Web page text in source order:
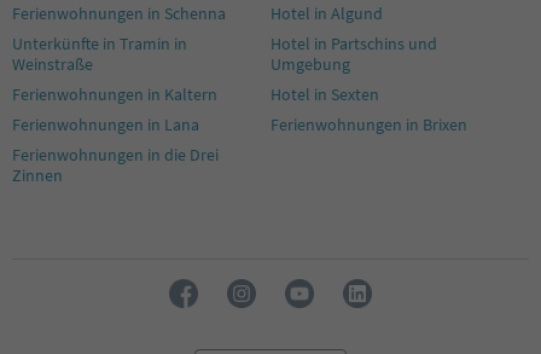
Ferienwohnungen in Schenna
Hotel in Algund
Unterkünfte in Tramin in
Weinstraße
Hotel in Partschins und
Umgebung
Ferienwohnungen in Kaltern
Hotel in Sexten
Ferienwohnungen in Lana
Ferienwohnungen in Brixen
Ferienwohnungen in die Drei
Zinnen